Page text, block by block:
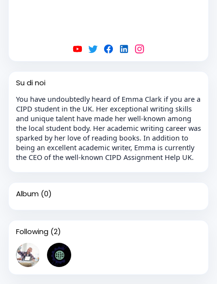
Su di noi
You have undoubtedly heard of Emma Clark if you are a
CIPD student in the UK. Her exceptional writing skills
and unique talent have made her well-known among
the local student body. Her academic writing career was
sparked by her love of reading books. In addition to
being an excellent academic writer, Emma is currently
the CEO of the well-known CIPD Assignment Help UK.
Album (0)
Following (2)